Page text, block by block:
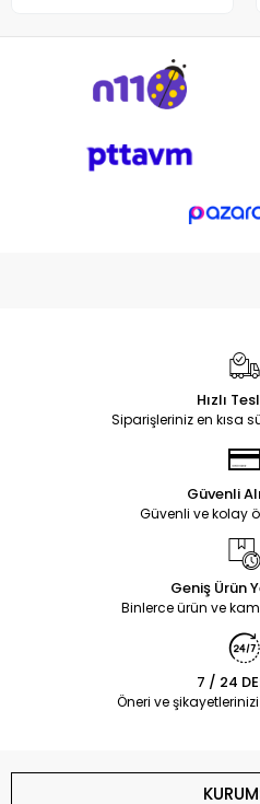
Hızlı
Siparişleriniz en kısa
Güvenli
Güvenli ve kolay
Geniş Ürün
Binlerce ürün ve
7 / 24
Öneri ve